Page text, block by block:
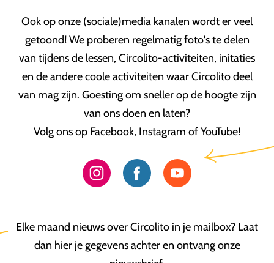
Ook op onze (sociale)media kanalen wordt er veel
getoond! We proberen regelmatig foto's te delen
van tijdens de lessen, Circolito-activiteiten, initaties
en de andere coole activiteiten waar Circolito deel
van mag zijn. Goesting om sneller op de hoogte zijn
van ons doen en laten?
Volg ons op Facebook, Instagram of YouTube!
Elke maand nieuws over Circolito in je mailbox? Laat
dan hier je gegevens achter en ontvang onze